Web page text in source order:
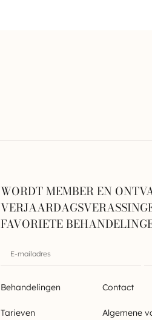
WORDT MEMBER EN
FAVORIETE
Behandelingen
Tarieven
Contact
Algemene